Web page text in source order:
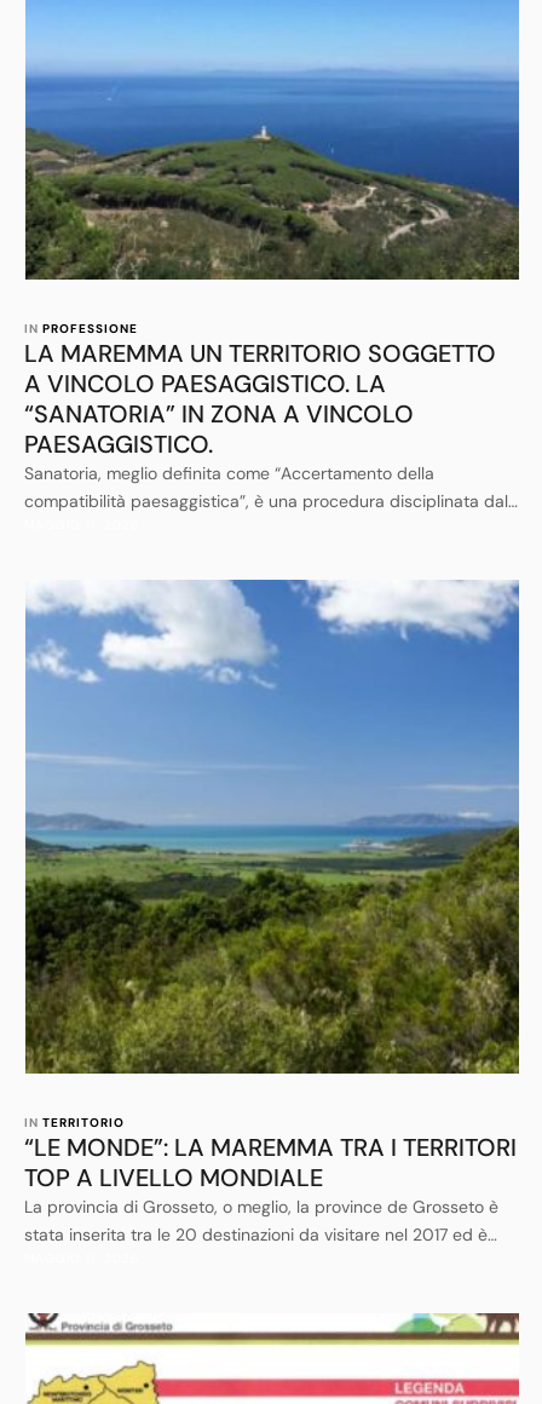
IN PROFESSIONE
LA MAREMMA UN TERRITORIO SOGGETTO
A VINCOLO PAESAGGISTICO. LA
“SANATORIA” IN ZONA A VINCOLO
PAESAGGISTICO.
Sanatoria, meglio definita come “Accertamento della
compatibilità paesaggistica”, è una procedura disciplinata dal
integrazioni.
IN TERRITORIO
“LE MONDE”: LA MAREMMA TRA I TERRITORI
TOP A LIVELLO MONDIALE
La provincia di Grosseto, o meglio, la province de Grosseto è
stata inserita tra le 20 destinazioni da visitare nel 2017 ed è
finalmente notata inserendo la Maremma tra le “Top
destination” mondiali. Bene così, anzi, sempre meglio.